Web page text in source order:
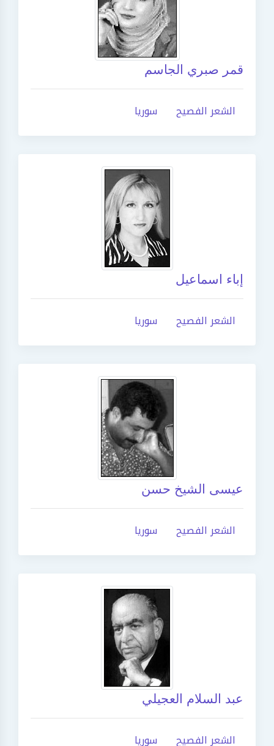
قمر صبري الجاسم
الشعر الفصيح سوريا
إباء اسماعيل
الشعر الفصيح سوريا
عيسى الشيخ حسن
الشعر الفصيح سوريا
عبد السلام العجيلي
الشعر الفصيح سوريا